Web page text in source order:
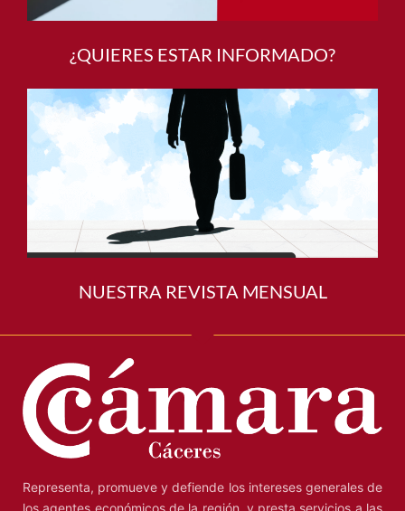
¿QUIERES ESTAR INFORMADO?
NUESTRA REVISTA MENSUAL
Representa, promueve y defiende los intereses generales de